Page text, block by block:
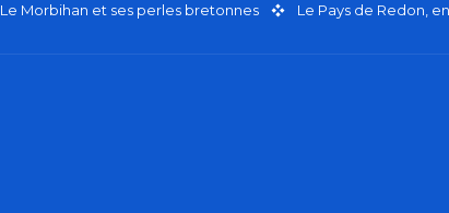
Le Morbihan et ses perles bretonnes Le Pays de Redon,